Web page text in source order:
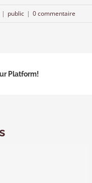
| public | 0 commentaire
Platform!